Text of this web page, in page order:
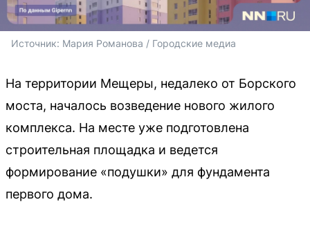
Источник: Мария Романова / Городские медиа
На территории Мещеры, недалеко от Борского
моста, началось возведение нового жилого
комплекса. На месте уже подготовлена
строительная площадка и ведется
формирование «подушки» для фундамента
первого дома.